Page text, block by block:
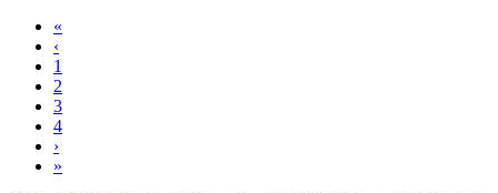
«
‹
1
2
3
4
›
»